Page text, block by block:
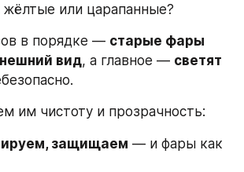
или царапанные?
в порядке — старые фары
вид, а главное — светят
им чистоту и прозрачность:
защищаем — и фары как